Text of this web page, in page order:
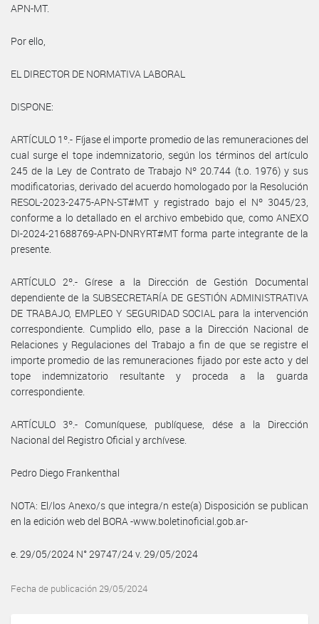
APN-MT.
Por ello,
EL DIRECTOR DE NORMATIVA LABORAL
DISPONE:
ARTÍCULO 1º.- Fíjase el importe promedio de las remuneraciones del
cual surge el tope indemnizatorio, según los términos del artículo
245 de la Ley de Contrato de Trabajo Nº 20.744 (t.o. 1976) y sus
modificatorias, derivado del acuerdo homologado por la Resolución
RESOL-2023-2475-APN-ST#MT y registrado bajo el Nº 3045/23,
conforme a lo detallado en el archivo embebido que, como ANEXO
DI-2024-21688769-APN-DNRYRT#MT forma parte integrante de la
presente.
ARTÍCULO 2º.- Gírese a la Dirección de Gestión Documental
dependiente de la SUBSECRETARÍA DE GESTIÓN ADMINISTRATIVA
DE TRABAJO, EMPLEO Y SEGURIDAD SOCIAL para la intervención
correspondiente. Cumplido ello, pase a la Dirección Nacional de
Relaciones y Regulaciones del Trabajo a fin de que se registre el
importe promedio de las remuneraciones fijado por este acto y del
tope indemnizatorio resultante y proceda a la guarda
correspondiente.
ARTÍCULO 3º.- Comuníquese, publíquese, dése a la Dirección
Nacional del Registro Oficial y archívese.
Pedro Diego Frankenthal
NOTA: El/los Anexo/s que integra/n este(a) Disposición se publican
en la edición web del BORA -www.boletinoficial.gob.ar-
e. 29/05/2024 N° 29747/24 v. 29/05/2024
Fecha de publicación 29/05/2024